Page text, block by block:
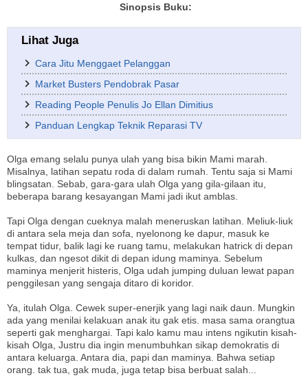
Sinopsis Buku:
Lihat Juga
Cara Jitu Menggaet Pelanggan
Market Busters Pendobrak Pasar
Reading People Penulis Jo Ellan Dimitius
Panduan Lengkap Teknik Reparasi TV
Olga emang selalu punya ulah yang bisa bikin Mami marah.
Misalnya, latihan sepatu roda di dalam rumah. Tentu saja si Mami
blingsatan. Sebab, gara-gara ulah Olga yang gila-gilaan itu,
beberapa barang kesayangan Mami jadi ikut amblas.
Tapi Olga dengan cueknya malah meneruskan latihan. Meliuk-liuk
di antara sela meja dan sofa, nyelonong ke dapur, masuk ke
tempat tidur, balik lagi ke ruang tamu, melakukan hatrick di depan
kulkas, dan ngesot dikit di depan idung maminya. Sebelum
maminya menjerit histeris, Olga udah jumping duluan lewat papan
penggilesan yang sengaja ditaro di koridor.
Ya, itulah Olga. Cewek super-enerjik yang lagi naik daun. Mungkin
ada yang menilai kelakuan anak itu gak etis. masa sama orangtua
seperti gak menghargai. Tapi kalo kamu mau intens ngikutin kisah-
kisah Olga, Justru dia ingin menumbuhkan sikap demokratis di
antara keluarga. Antara dia, papi dan maminya. Bahwa setiap
orang. tak tua, gak muda, juga tetap bisa berbuat salah...